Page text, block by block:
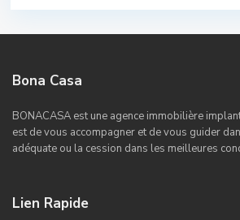
Bona Casa
BONACASA est une agence immobilière
est de vous accompagner et de vous guider
adéquate ou la cession dans les meilleures
Lien Rapide